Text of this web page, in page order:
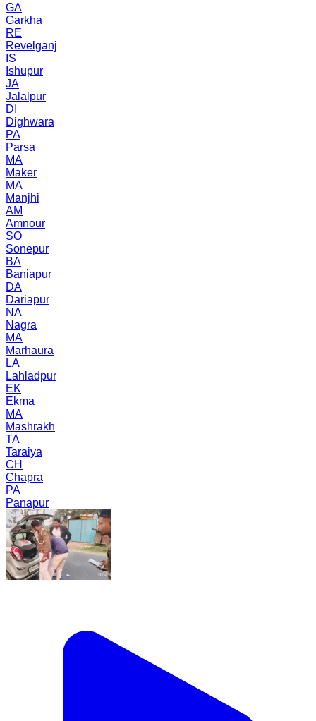
GA
Garkha
RE
Revelganj
IS
Ishupur
JA
Jalalpur
DI
Dighwara
PA
Parsa
MA
Maker
MA
Manjhi
AM
Amnour
SO
Sonepur
BA
Baniapur
DA
Dariapur
NA
Nagra
MA
Marhaura
LA
Lahladpur
EK
Ekma
MA
Mashrakh
TA
Taraiya
CH
Chapra
PA
Panapur